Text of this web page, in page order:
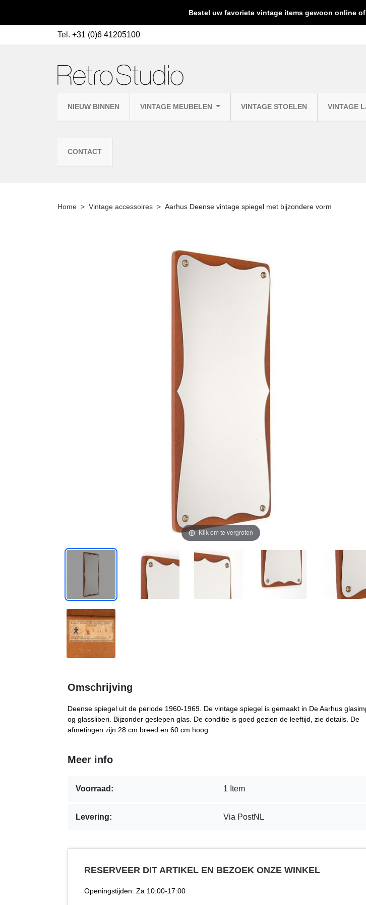
Bestel uw favoriete vintage items gewoon online
Tel. +31 (0)6 41205100
NIEUW BINNEN VINTAGE MEUBELEN VINTAGE STOELEN VINTAGE
CONTACT
Home Vintage accessoires Aarhus Deense vintage spiegel met bijzondere vorm
Klik om te vergroten
Omschrijving
Deense spiegel uit de periode 1960-1969. De vintage spiegel is gemaakt in De Aarhus
og glassliberi. Bijzonder geslepen glas. De conditie is goed gezien de leeftijd, zie details. De
afmetingen zijn 28 cm breed en 60 cm hoog.
Meer info
Voorraad: 1 Item
Levering: Via PostNL
RESERVEER DIT ARTIKEL EN BEZOEK ONZE WINKEL
Openingstijden: Za 10:00-17:00